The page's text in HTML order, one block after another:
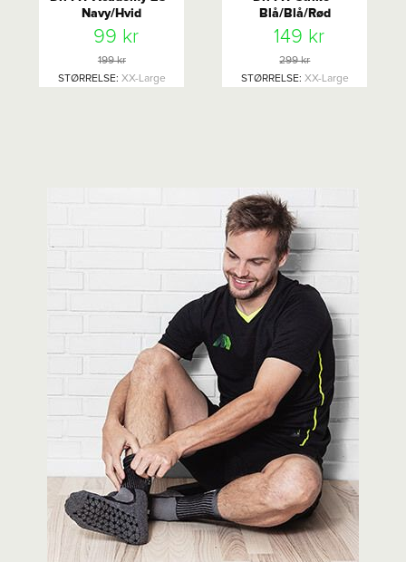
Navy/Hvid
99 kr
199 kr
STØRRELSE: XX-Large
Blå/Blå/Rød
149 kr
299 kr
STØRRELSE: XX-Large